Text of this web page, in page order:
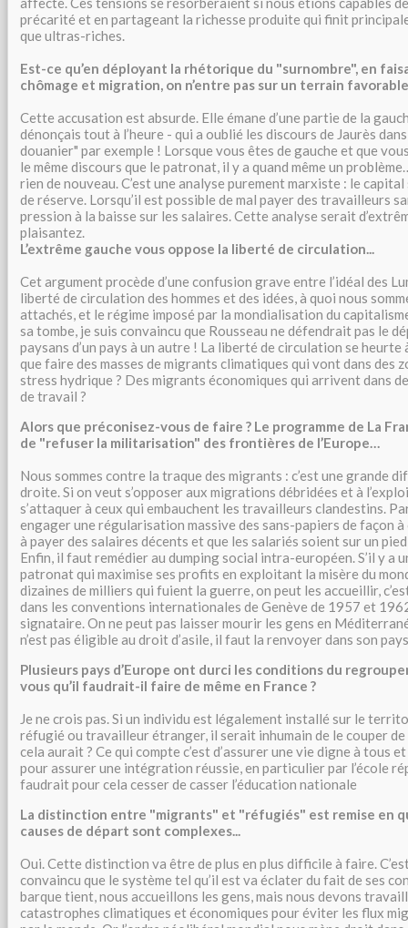
précarité et en partageant la richesse produite qui finit
que ultras-riches.
Est-ce qu’en déployant la rhétorique du "surnombre", en
chômage et migration, on n’entre pas sur un terrain
Cette accusation est absurde. Elle émane d’une partie de la
dénonçais tout à l’heure - qui a oublié les discours de Jaurès
douanier" par exemple ! Lorsque vous êtes de gauche et que
le même discours que le patronat, il y a quand même un
rien de nouveau. C’est une analyse purement marxiste : le
de réserve. Lorsqu’il est possible de mal payer des travailleurs
pression à la baisse sur les salaires. Cette analyse serait
plaisantez.
L’extrême gauche vous oppose la liberté de circulation...
Cet argument procède d’une confusion grave entre l’idéal des
liberté de circulation des hommes et des idées, à quoi nous
attachés, et le régime imposé par la mondialisation du
sa tombe, je suis convaincu que Rousseau ne défendrait pas le
paysans d’un pays à un autre ! La liberté de circulation se heurte
que faire des masses de migrants climatiques qui vont dans des
stress hydrique ? Des migrants économiques qui arrivent dans
de travail ?
Alors que préconisez-vous de faire ? Le programme de La
de "refuser la militarisation" des frontières de l’Europe…
Nous sommes contre la traque des migrants : c’est une grande
droite. Si on veut s’opposer aux migrations débridées et à
s’attaquer à ceux qui embauchent les travailleurs clandestins.
engager une régularisation massive des sans-papiers de façon
à payer des salaires décents et que les salariés soient sur un
Enfin, il faut remédier au dumping social intra-européen. S’il y a
patronat qui maximise ses profits en exploitant la misère du
dizaines de milliers qui fuient la guerre, on peut les accueillir,
dans les conventions internationales de Genève de 1957 et
signataire. On ne peut pas laisser mourir les gens en
n’est pas éligible au droit d’asile, il faut la renvoyer dans son
Plusieurs pays d’Europe ont durci les conditions du
vous qu’il faudrait-il faire de même en France ?
Je ne crois pas. Si un individu est légalement installé sur le
réfugié ou travailleur étranger, il serait inhumain de le couper de
cela aurait ? Ce qui compte c’est d’assurer une vie digne à tous
pour assurer une intégration réussie, en particulier par l’école
faudrait pour cela cesser de casser l’éducation nationale
La distinction entre "migrants" et "réfugiés" est remise en
causes de départ sont complexes...
Oui. Cette distinction va être de plus en plus difficile à faire.
convaincu que le système tel qu’il est va éclater du fait de ses
barque tient, nous accueillons les gens, mais nous devons
catastrophes climatiques et économiques pour éviter les flux